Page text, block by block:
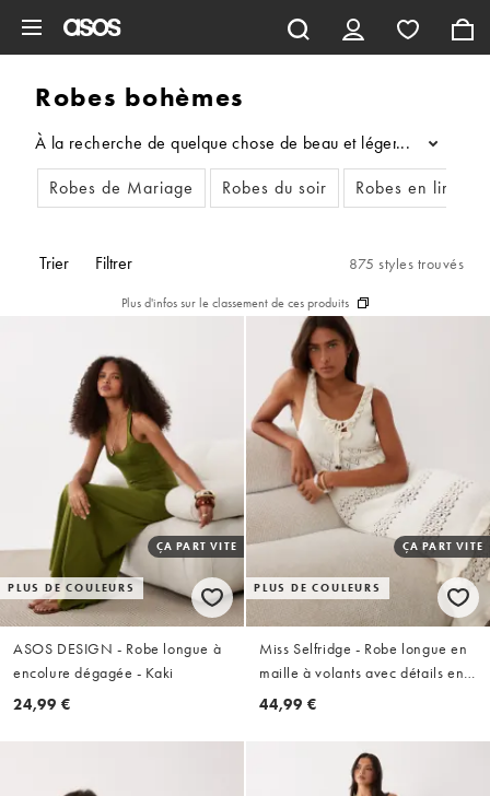
Robes bohèmes
À la recherche de quelque chose de beau et léger pour
...
Robes de Mariage
Robes du soir Robes en lin
Trier Filtrer 875 styles trouvés
Plus d'infos sur le classement de ces produits
PLUS DE COULEURS
ÇA PART VITE
ASOS DESIGN - Robe longue à
encolure dégagée - Kaki
24,99 €
PLUS DE COULEURS
ÇA PART VITE
Miss Selfridge - Robe longue en
maille à volants avec détails en
crochet - Crème
44,99 €